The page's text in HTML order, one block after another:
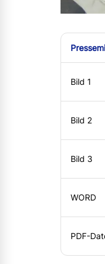
Bild 1
Bild 2
Bild 3
WORD
PDF-